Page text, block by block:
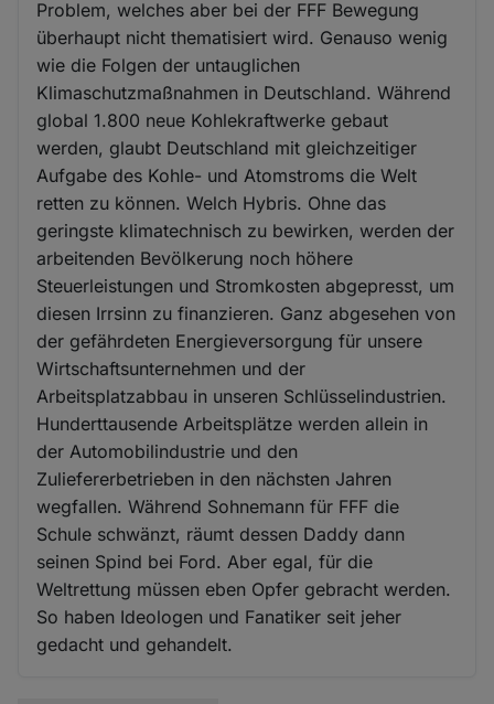
Problem, welches aber bei der FFF Bewegung
überhaupt nicht thematisiert wird. Genauso wenig
wie die Folgen der untauglichen
Klimaschutzmaßnahmen in Deutschland. Während
global 1.800 neue Kohlekraftwerke gebaut
werden, glaubt Deutschland mit gleichzeitiger
Aufgabe des Kohle- und Atomstroms die Welt
retten zu können. Welch Hybris. Ohne das
geringste klimatechnisch zu bewirken, werden der
arbeitenden Bevölkerung noch höhere
Steuerleistungen und Stromkosten abgepresst, um
diesen Irrsinn zu finanzieren. Ganz abgesehen von
der gefährdeten Energieversorgung für unsere
Wirtschaftsunternehmen und der
Arbeitsplatzabbau in unseren Schlüsselindustrien.
Hunderttausende Arbeitsplätze werden allein in
der Automobilindustrie und den
Zuliefererbetrieben in den nächsten Jahren
wegfallen. Während Sohnemann für FFF die
Schule schwänzt, räumt dessen Daddy dann
seinen Spind bei Ford. Aber egal, für die
Weltrettung müssen eben Opfer gebracht werden.
So haben Ideologen und Fanatiker seit jeher
gedacht und gehandelt.